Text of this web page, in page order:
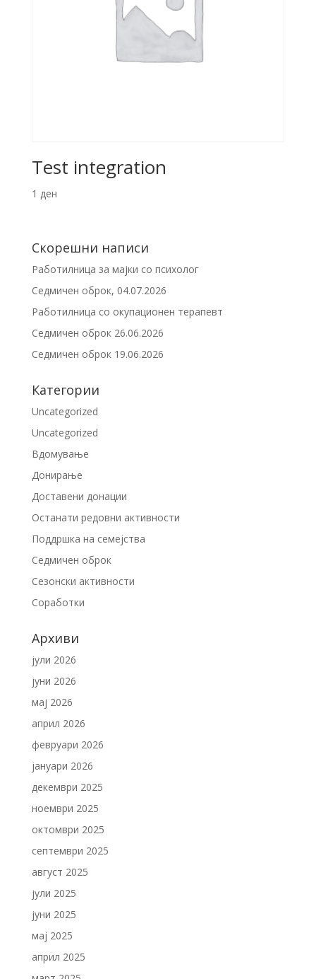
Test integration
1 ден
Скорешни написи
Работилница за мајки со психолог
Седмичен оброк, 04.07.2026
Работилница со окупационен терапевт
Седмичен оброк 26.06.2026
Седмичен оброк 19.06.2026
Категории
Uncategorized
Uncategorized
Вдомување
Донирање
Доставени донации
Останати редовни активности
Поддршка на семејства
Седмичен оброк
Сезонски активности
Соработки
Архиви
јули 2026
јуни 2026
мај 2026
април 2026
февруари 2026
јануари 2026
декември 2025
ноември 2025
октомври 2025
септември 2025
август 2025
јули 2025
јуни 2025
мај 2025
април 2025